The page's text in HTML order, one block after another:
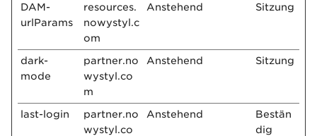
DAM-
urlParams
resources.
nowystyl.c
om
Anstehend Sitzung
dark-
mode
partner.no
wystyl.co
m
Anstehend Sitzung
last-login
partner.no
wystyl.co
Anstehend
Bestän
dig